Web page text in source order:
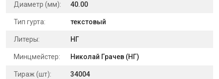
Диаметр (мм): 40.00
Тип гурта: текстовый
Литеры: НГ
Минцмейстер: Николай Грачев (НГ)
Тираж (шт): 34004